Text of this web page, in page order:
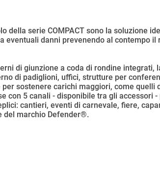
serie COMPACT sono la soluzione
eventuali danni prevenendo al contempo il
di giunzione a coda di rondine integrati,
di padiglioni, uffici, strutture per
sostenere carichi maggiori, come quelli
con 5 canali - disponibile tra gli accessori -
cantieri, eventi di carnevale, fiere,
del marchio Defender®.